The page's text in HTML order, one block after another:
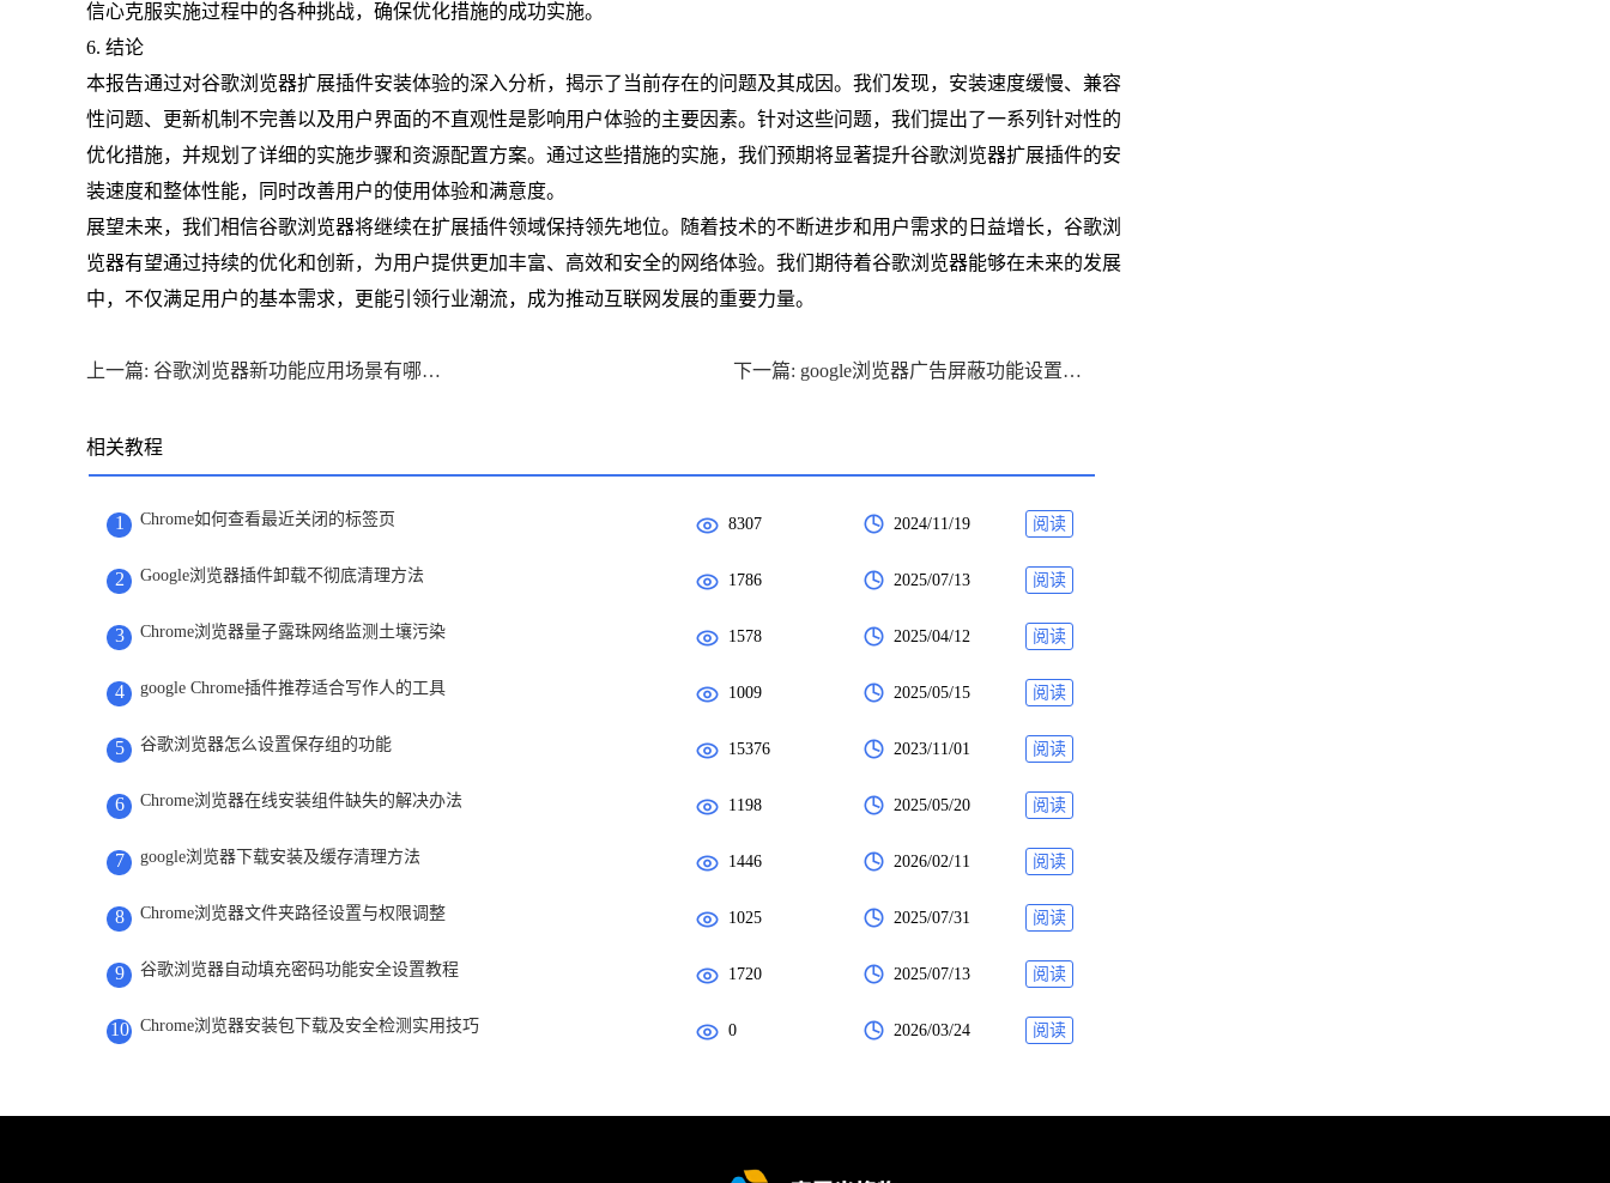
信心克服实施过程中的各种挑战，确保优化措施的成功实施。
6. 结论
本报告通过对谷歌浏览器扩展插件安装体验的深入分析，揭示了当前存在的问题及其成因。我们发现，安装速度缓慢、兼容
性问题、更新机制不完善以及用户界面的不直观性是影响用户体验的主要因素。针对这些问题，我们提出了一系列针对性的
优化措施，并规划了详细的实施步骤和资源配置方案。通过这些措施的实施，我们预期将显著提升谷歌浏览器扩展插件的安
装速度和整体性能，同时改善用户的使用体验和满意度。
展望未来，我们相信谷歌浏览器将继续在扩展插件领域保持领先地位。随着技术的不断进步和用户需求的日益增长，谷歌浏
览器有望通过持续的优化和创新，为用户提供更加丰富、高效和安全的网络体验。我们期待着谷歌浏览器能够在未来的发展
中，不仅满足用户的基本需求，更能引领行业潮流，成为推动互联网发展的重要力量。
上一篇: 谷歌浏览器新功能应用场景有哪些实用示例 下一篇: google浏览器广告屏蔽功能设置操作
相关教程
1 Chrome如何查看最近关闭的标签页 8307 2024/11/19 阅读
2 Google浏览器插件卸载不彻底清理方法 1786 2025/07/13 阅读
3 Chrome浏览器量子露珠网络监测土壤污染 1578 2025/04/12 阅读
4 google Chrome插件推荐适合写作人的工具 1009 2025/05/15 阅读
5 谷歌浏览器怎么设置保存组的功能 15376 2023/11/01 阅读
6 Chrome浏览器在线安装组件缺失的解决办法 1198 2025/05/20 阅读
7 google浏览器下载安装及缓存清理方法 1446 2026/02/11 阅读
8 Chrome浏览器文件夹路径设置与权限调整 1025 2025/07/31 阅读
9 谷歌浏览器自动填充密码功能安全设置教程 1720 2025/07/13 阅读
10 Chrome浏览器安装包下载及安全检测实用技巧 0 2026/03/24 阅读